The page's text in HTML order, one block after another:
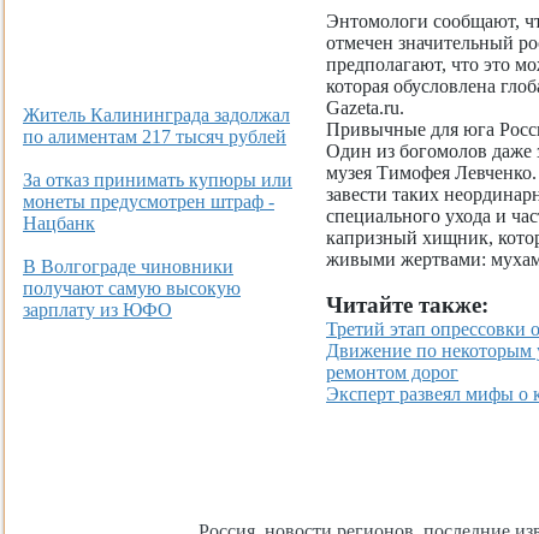
Житель Калининграда задолжал
по алиментам 217 тысяч рублей
За отказ принимать купюры или
монеты предусмотрен штраф -
Нацбанк
В Волгограде чиновники
получают самую высокую
зарплату из ЮФО
Энтомологи сообщают,
отмечен значительный
предполагают, что это
которая обусловлена
Gazeta.ru.
Привычные для юга
Один из богомолов даже
музея Тимофея
завести таких
специального ухода и
капризный хищник,
живыми жертвами:
Читайте также:
Третий этап опрессовки
Движение по некоторым
ремонтом дорог
Эксперт развеял мифы о